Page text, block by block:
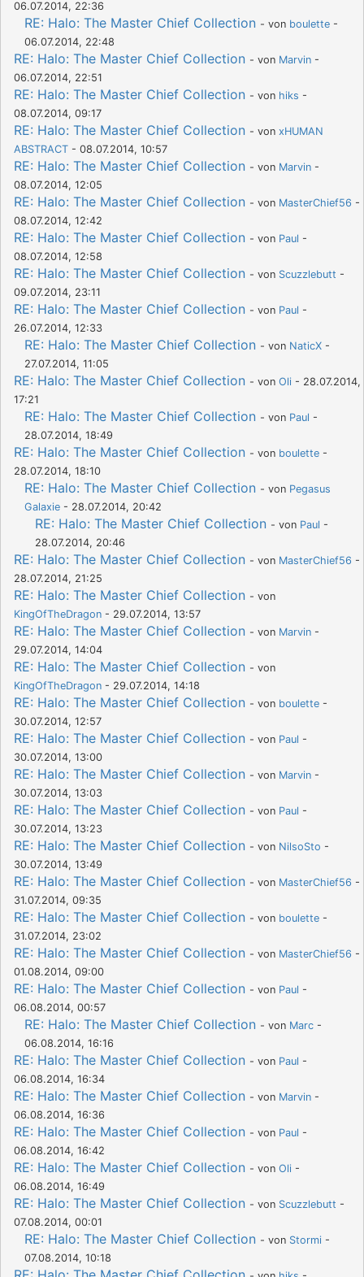
06.07.2014, 22:36
RE: Halo: The Master Chief Collection - von boulette -
06.07.2014, 22:48
RE: Halo: The Master Chief Collection - von Marvin -
06.07.2014, 22:51
RE: Halo: The Master Chief Collection - von hiks -
08.07.2014, 09:17
RE: Halo: The Master Chief Collection - von xHUMAN
ABSTRACT - 08.07.2014, 10:57
RE: Halo: The Master Chief Collection - von Marvin -
08.07.2014, 12:05
RE: Halo: The Master Chief Collection - von MasterChief56 -
08.07.2014, 12:42
RE: Halo: The Master Chief Collection - von Paul -
08.07.2014, 12:58
RE: Halo: The Master Chief Collection - von Scuzzlebutt -
09.07.2014, 23:11
RE: Halo: The Master Chief Collection - von Paul -
26.07.2014, 12:33
RE: Halo: The Master Chief Collection - von NaticX -
27.07.2014, 11:05
RE: Halo: The Master Chief Collection - von Oli - 28.07.2014,
17:21
RE: Halo: The Master Chief Collection - von Paul -
28.07.2014, 18:49
RE: Halo: The Master Chief Collection - von boulette -
28.07.2014, 18:10
RE: Halo: The Master Chief Collection - von Pegasus
Galaxie - 28.07.2014, 20:42
RE: Halo: The Master Chief Collection - von Paul -
28.07.2014, 20:46
RE: Halo: The Master Chief Collection - von MasterChief56 -
28.07.2014, 21:25
RE: Halo: The Master Chief Collection - von
KingOfTheDragon - 29.07.2014, 13:57
RE: Halo: The Master Chief Collection - von Marvin -
29.07.2014, 14:04
RE: Halo: The Master Chief Collection - von
KingOfTheDragon - 29.07.2014, 14:18
RE: Halo: The Master Chief Collection - von boulette -
30.07.2014, 12:57
RE: Halo: The Master Chief Collection - von Paul -
30.07.2014, 13:00
RE: Halo: The Master Chief Collection - von Marvin -
30.07.2014, 13:03
RE: Halo: The Master Chief Collection - von Paul -
30.07.2014, 13:23
RE: Halo: The Master Chief Collection - von NilsoSto -
30.07.2014, 13:49
RE: Halo: The Master Chief Collection - von MasterChief56 -
31.07.2014, 09:35
RE: Halo: The Master Chief Collection - von boulette -
31.07.2014, 23:02
RE: Halo: The Master Chief Collection - von MasterChief56 -
01.08.2014, 09:00
RE: Halo: The Master Chief Collection - von Paul -
06.08.2014, 00:57
RE: Halo: The Master Chief Collection - von Marc -
06.08.2014, 16:16
RE: Halo: The Master Chief Collection - von Paul -
06.08.2014, 16:34
RE: Halo: The Master Chief Collection - von Marvin -
06.08.2014, 16:36
RE: Halo: The Master Chief Collection - von Paul -
06.08.2014, 16:42
RE: Halo: The Master Chief Collection - von Oli -
06.08.2014, 16:49
RE: Halo: The Master Chief Collection - von Scuzzlebutt -
07.08.2014, 00:01
RE: Halo: The Master Chief Collection - von Stormi -
07.08.2014, 10:18